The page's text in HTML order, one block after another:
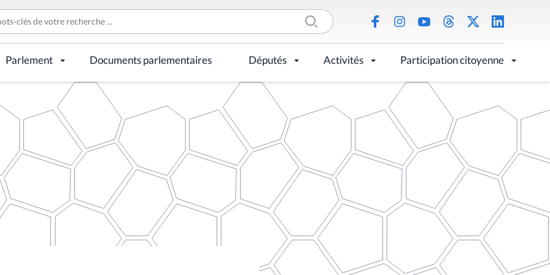
Parlement Documents parlementaires Députés Activités Participation citoyenne